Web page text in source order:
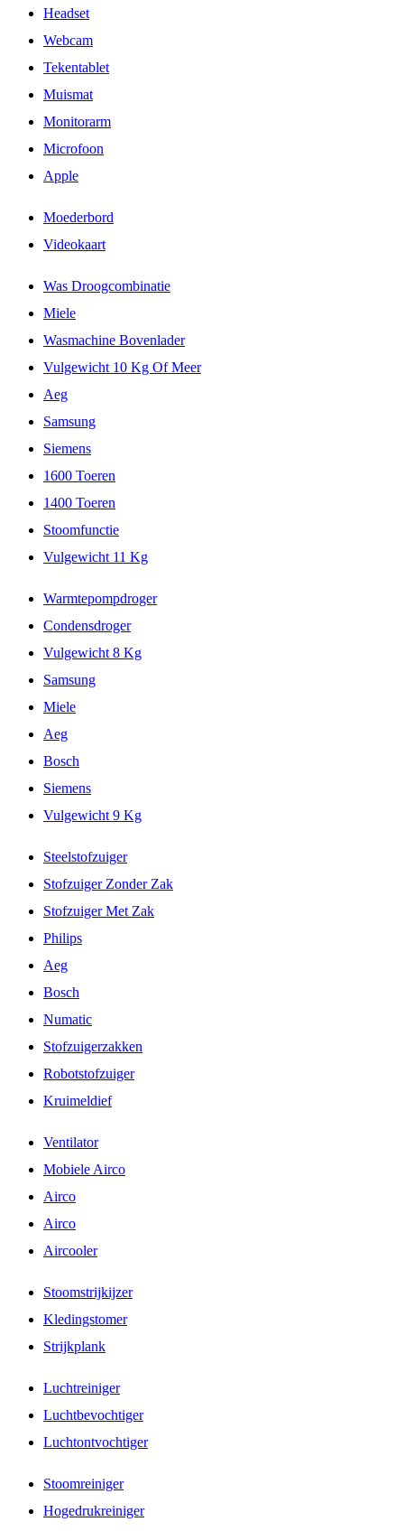
Headset
Webcam
Tekentablet
Muismat
Monitorarm
Microfoon
Apple
Moederbord
Videokaart
Was Droogcombinatie
Miele
Wasmachine Bovenlader
Vulgewicht 10 Kg Of Meer
Aeg
Samsung
Siemens
1600 Toeren
1400 Toeren
Stoomfunctie
Vulgewicht 11 Kg
Warmtepompdroger
Condensdroger
Vulgewicht 8 Kg
Samsung
Miele
Aeg
Bosch
Siemens
Vulgewicht 9 Kg
Steelstofzuiger
Stofzuiger Zonder Zak
Stofzuiger Met Zak
Philips
Aeg
Bosch
Numatic
Stofzuigerzakken
Robotstofzuiger
Kruimeldief
Ventilator
Mobiele Airco
Airco
Airco
Aircooler
Stoomstrijkijzer
Kledingstomer
Strijkplank
Luchtreiniger
Luchtbevochtiger
Luchtontvochtiger
Stoomreiniger
Hogedrukreiniger